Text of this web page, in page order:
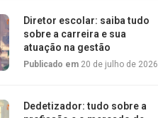
Diretor escolar: saiba tudo
sobre a carreira e sua
atuação na gestão
Publicado em 20 de julho de 2026
Dedetizador: tudo sobre a